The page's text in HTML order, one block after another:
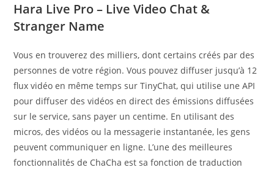
Hara Live Pro – Live Video Chat &
Stranger Name
Vous en trouverez des milliers, dont certains créés par des
personnes de votre région. Vous pouvez diffuser jusqu’à 12
flux vidéo en même temps sur TinyChat, qui utilise une API
pour diffuser des vidéos en direct des émissions diffusées
sur le service, sans payer un centime. En utilisant des
micros, des vidéos ou la messagerie instantanée, les gens
peuvent communiquer en ligne. L’une des meilleures
fonctionnalités de ChaCha est sa fonction de traduction